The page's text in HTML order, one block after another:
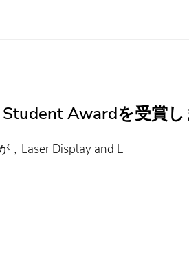
Awardを受賞
，Laser Display and L